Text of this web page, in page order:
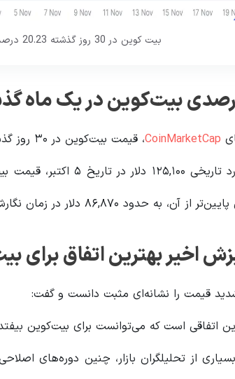
بیت کوین در 30 روز گذشته 20.23 درصد کاهش یافته است.
CoinMarketCap، قیمت بیت‌کوین در ۳۰ روز گذشته بیش از ۲۰.۲۳٪ کاهش یافته است.
حدود ۸۶,۸۷۰ دلار در زمان نگارش خبر رسید.
اخیر بهترین اتفاق برای
قیمت را نشانه‌ای مثبت دانست و گفت:
اتفاقی است که می‌توانست برای بیت‌کوین
از تحلیلگران بازار، چنین دوره‌های